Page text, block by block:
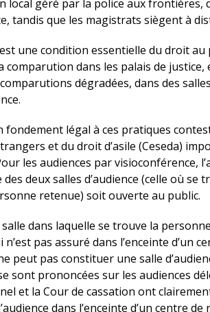
local géré par la police aux frontières,
tandis que les magistrats siègent à
une condition essentielle du droit au
comparution dans les palais de
dégradées, dans des
fondement légal à ces pratiques
et du droit d’asile (Ceseda)
les audiences par visioconférence,
des deux salles d’audience (celle où se
retenue) soit ouverte au public.
salle dans laquelle se trouve la
n’est pas assuré dans l’enceinte d’un
peut pas constituer une salle
sont prononcées sur les audiences
et la Cour de cassation ont
dans l’enceinte d’un centre